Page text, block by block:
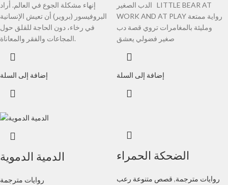
إنهاء مشكلة الجوع في العالم. أراد
البروفيسور (بروير) أن تعيش الإنسانية
في رخاء، دون الحاجة للقلق حول
المجاعات والفقر والمعاناة.
إضافة إلى السلة
الدب الصغير LITTLE BEAR AT
WORK AND AT PLAY رواية ممتعة
ومليئة بالمغامرات تروي قصة دب
صغير فضولي يعشق
إضافة إلى السلة
الدمية الدموية
روايات مترجمة
الضحكة الحمراء
روايات مترجمة, قصص متنوعة رعب